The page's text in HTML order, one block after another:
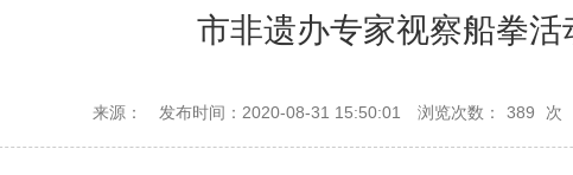
市非遗办专家视察船拳活
来源： 发布时间：2020-08-31 15:50:01 浏览次数： 389 次